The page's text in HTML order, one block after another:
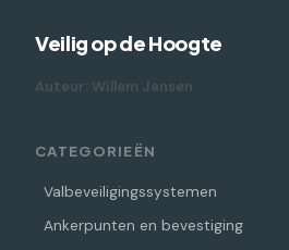
Veilig op de Hoogte
Auteur: Willem Jansen
CATEGORIEËN
Valbeveiligingssystemen
Ankerpunten en bevestiging